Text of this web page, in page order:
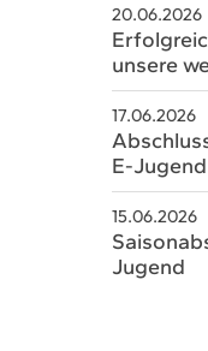
20.06.2026
unsere
17.06.2026
E-Jugend
15.06.2026
Jugend
Geschäftsstelle
HSV Sobernheim
Zum Staaren 26
55566 Bad
06751 8579328